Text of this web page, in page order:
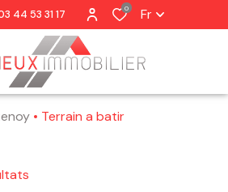
44 53 31 17 0 Fr
Terrain a batir